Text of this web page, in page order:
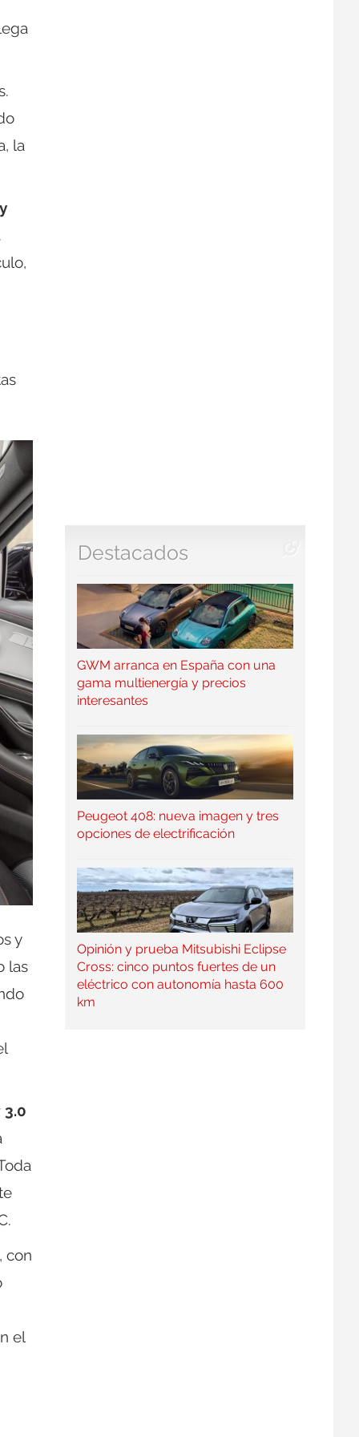
la
y
las
3.0
, con
el
Destacados
GWM arranca en España con una
gama multienergía y precios
interesantes
Peugeot 408: nueva imagen y tres
opciones de electrificación
Opinión y prueba Mitsubishi Eclipse
Cross: cinco puntos fuertes de un
eléctrico con autonomía hasta 600
km